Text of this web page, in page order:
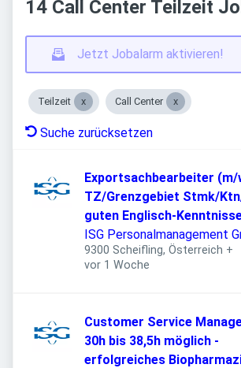
14 Call Center Teilzeit
Jetzt Jobalarm aktivieren!
Teilzeit Call Center
Suche zurücksetzen
Exportsachbearbeiter (m/
TZ/Grenzgebiet Stmk/
guten Englisch-
ISG Personalmanagement
9300 Scheifling, Österreich +
Veröffentlicht
vor 1 Woche
Customer Service
30h bis 38,5h möglich -
erfolgreiches